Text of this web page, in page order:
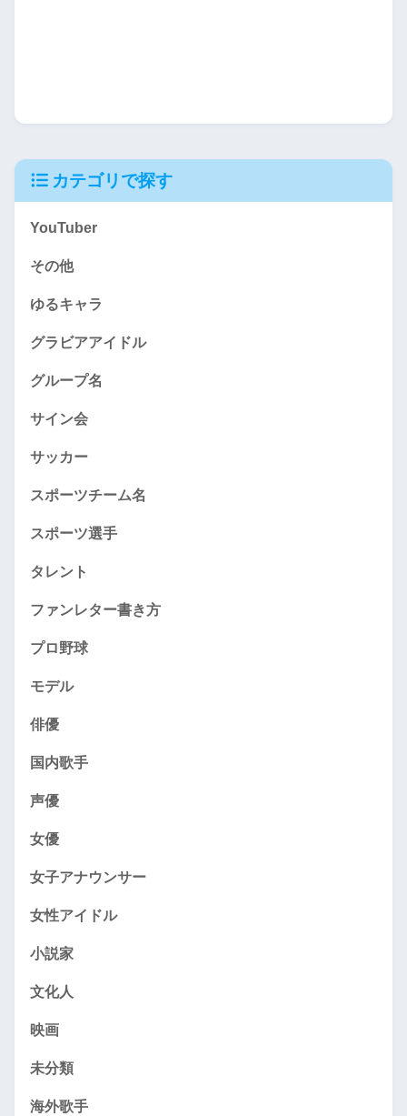
カテゴリで探す
YouTuber
その他
ゆるキャラ
グラビアアイドル
グループ名
サイン会
サッカー
スポーツチーム名
スポーツ選手
タレント
ファンレター書き方
プロ野球
モデル
俳優
国内歌手
声優
女優
女子アナウンサー
女性アイドル
小説家
文化人
映画
未分類
海外歌手